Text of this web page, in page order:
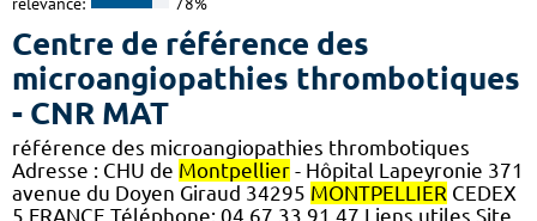
Centre de référence des
microangiopathies thrombotiques
- CNR MAT
référence des microangiopathies thrombotiques
Adresse : CHU de Montpellier - Hôpital Lapeyronie 371
avenue du Doyen Giraud 34295 MONTPELLIER CEDEX
5 FRANCE Téléphone: 04 67 33 91 47 Liens utiles Site